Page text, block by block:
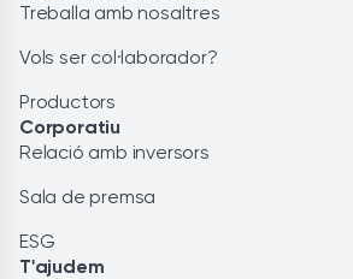
Treballa amb nosaltres
Vols ser col·laborador?
Productors
Corporatiu
Relació amb inversors
Sala de premsa
ESG
T'ajudem